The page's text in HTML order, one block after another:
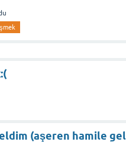
(aşeren hamile